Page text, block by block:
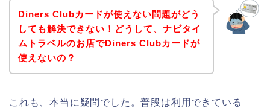
Diners Clubカードが使えない問題がどう
しても解決できない！どうして、ナビタイ
ムトラベルのお店でDiners Clubカードが
使えないの？
これも、本当に疑問でした。普段は利用できている